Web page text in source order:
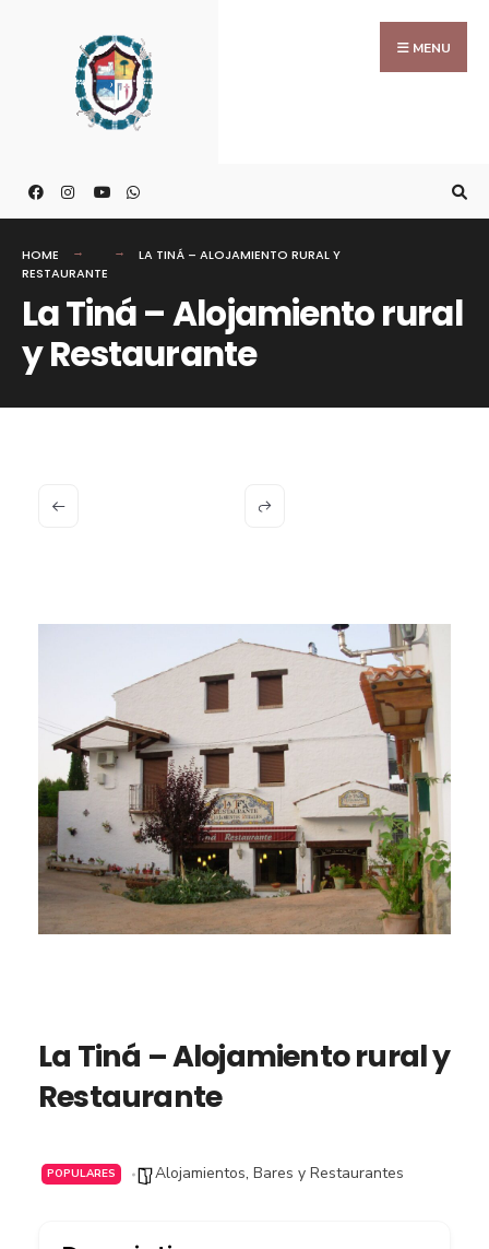
MENU
HOME
LA TINÁ – ALOJAMIENTO RURAL Y
RESTAURANTE
La Tiná – Alojamiento rural
y Restaurante
La Tiná – Alojamiento rural y
Restaurante
POPULARES Alojamientos, Bares y Restaurantes